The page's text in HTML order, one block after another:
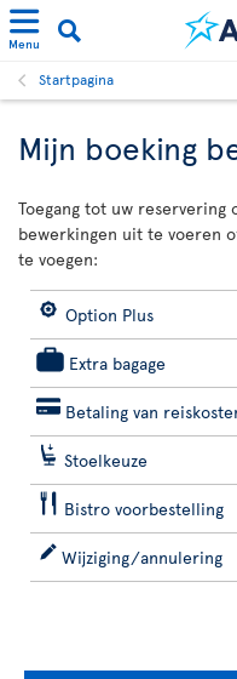
Menu
Startpagina
Mijn boeking
Toegang tot uw reservering
bewerkingen uit te voeren
te voegen:
Option Plus
Extra bagage
Betaling van
Stoelkeuze
Bistro voorbestelling
Wijziging/annulering